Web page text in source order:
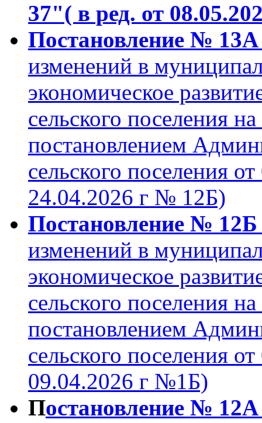
37"( в ред. от
Постановление № 13А
изменений в
экономическое
сельского поселения
постановлением
сельского поселения
24.04.2026 г № 12Б)
Постановление № 12Б
изменений в
экономическое
сельского поселения
постановлением
сельского поселения
09.04.2026 г №1Б)
Постановление №